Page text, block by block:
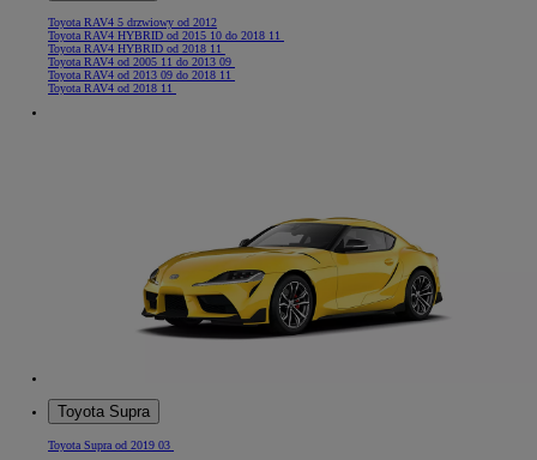
Toyota RAV4 5 drzwiowy od 2012
Toyota RAV4 HYBRID od 2015 10 do 2018 11
Toyota RAV4 HYBRID od 2018 11
Toyota RAV4 od 2005 11 do 2013 09
Toyota RAV4 od 2013 09 do 2018 11
Toyota RAV4 od 2018 11
Toyota Supra
Toyota Supra od 2019 03